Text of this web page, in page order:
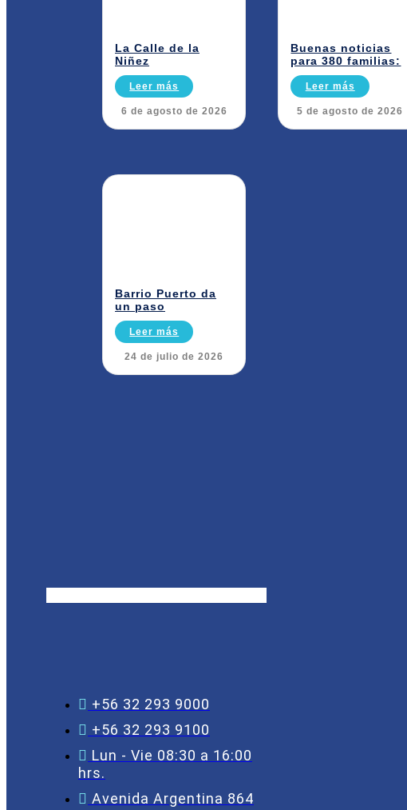
La Calle de la
Niñez
Leer más
6 de agosto de 2026
Buenas noticias
para 380 familias:
Leer más
5 de agosto de 2026
Barrio Puerto da
un paso
Leer más
24 de julio de 2026
+56 32 293 9000
+56 32 293 9100
Lun - Vie 08:30 a 16:00
hrs.
Avenida Argentina 864